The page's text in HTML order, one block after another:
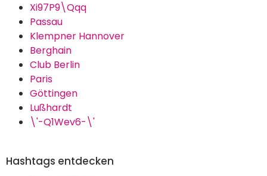
Xi97P9\Qqq
Passau
Klempner Hannover
Berghain
Club Berlin
Paris
Göttingen
Lußhardt
\'-Q1Wev6-\'
Hashtags entdecken